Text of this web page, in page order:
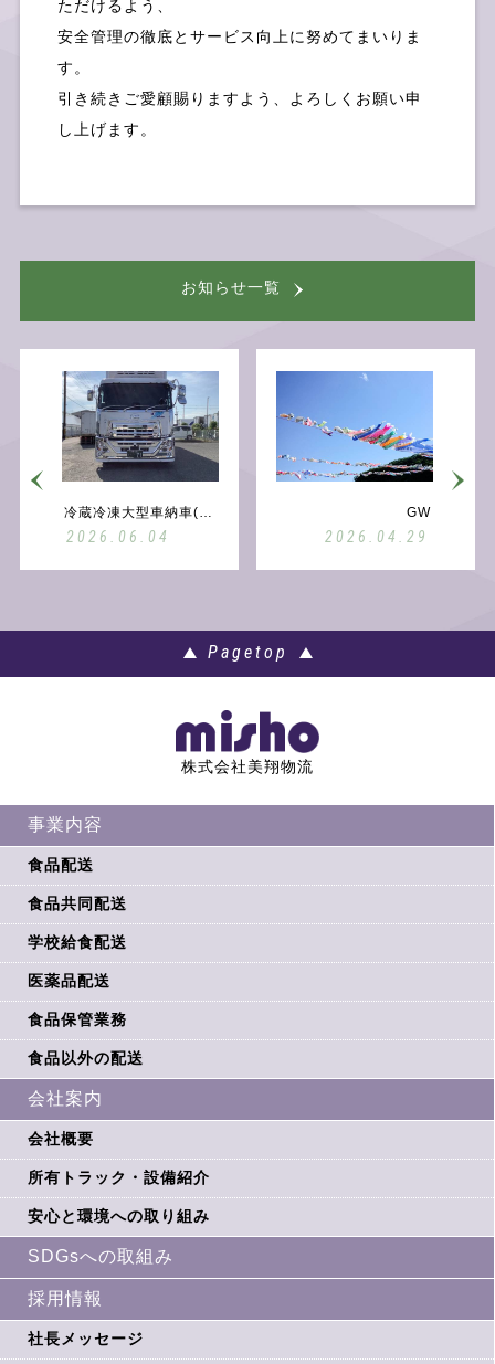
個人情報保護方針
ただけるよう、
安全管理の徹底とサービス向上に努めてまいりま
す。
引き続きご愛顧賜りますよう、よろしくお願い申
し上げます。
冷蔵冷凍大型車納車(第二弾）
2026.06.04
お知らせ一覧
GW
2026.04.29
Pagetop
株式会社美翔物流
事業内容
食品配送
食品共同配送
学校給食配送
医薬品配送
食品保管業務
食品以外の配送
会社案内
会社概要
所有トラック・設備紹介
安心と環境への取り組み
SDGsへの取組み
採用情報
社長メッセージ